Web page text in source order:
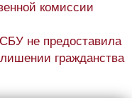
комиссии
не предоставила
гражданства